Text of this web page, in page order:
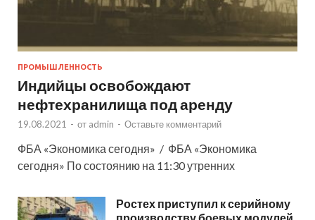
ПРОМЫШЛЕННОСТЬ
Индийцы освобождают
нефтехранилища под аренду
19.08.2021 - от admin - Оставьте комментарий
ФБА «Экономика сегодня» / ФБА «Экономика
сегодня» По состоянию на 11:30 утренних
Ростех приступил к серийному